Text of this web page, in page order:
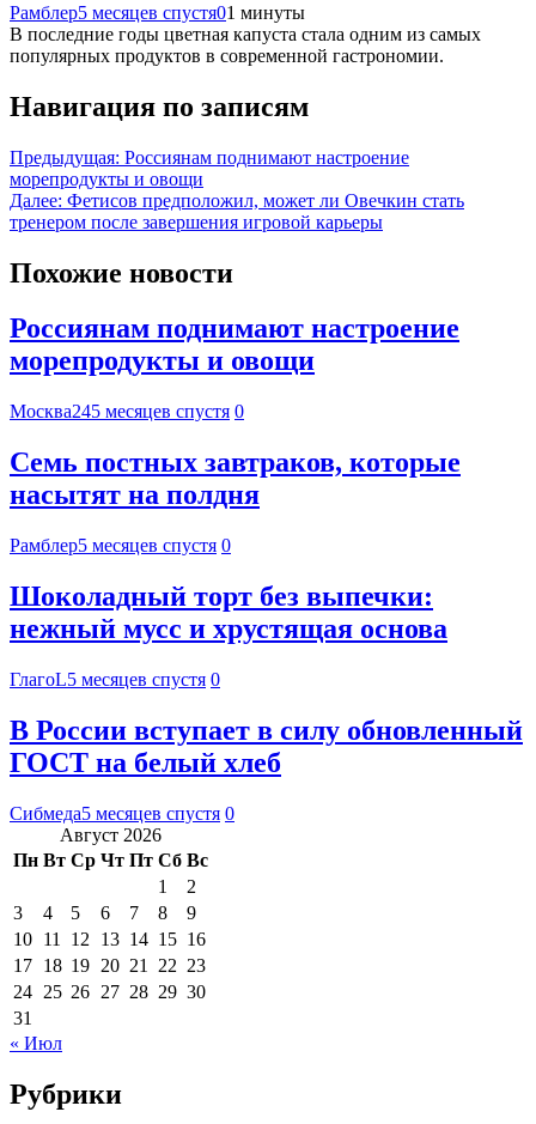
Рамблер5 месяцев спустя01 минуты
В последние годы цветная капуста стала одним из самых
популярных продуктов в современной гастрономии.
Навигация по записям
Предыдущая: Россиянам поднимают настроение
морепродукты и овощи
Далее: Фетисов предположил, может ли Овечкин стать
тренером после завершения игровой карьеры
Похожие новости
Россиянам поднимают настроение
морепродукты и овощи
Москва245 месяцев спустя 0
Семь постных завтраков, которые
насытят на полдня
Рамблер5 месяцев спустя 0
Шоколадный торт без выпечки:
нежный мусс и хрустящая основа
ГлагоL5 месяцев спустя 0
В России вступает в силу обновленный
ГОСТ на белый хлеб
Сибмеда5 месяцев спустя 0
Август 2026
Пн Вт Ср Чт Пт Сб Вс
1
2
3
4 5 6 7 8
9
10 11 12 13 14 15 16
17 18 19 20 21 22 23
24 25 26 27 28 29 30
31
« Июл
Рубрики